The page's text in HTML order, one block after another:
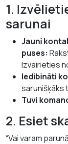
1.
sarunai
Jauni
puses:
Izvairieties
Iedibināti
sarunišķāks
Tuvi
2. Esiet
“Vai varam